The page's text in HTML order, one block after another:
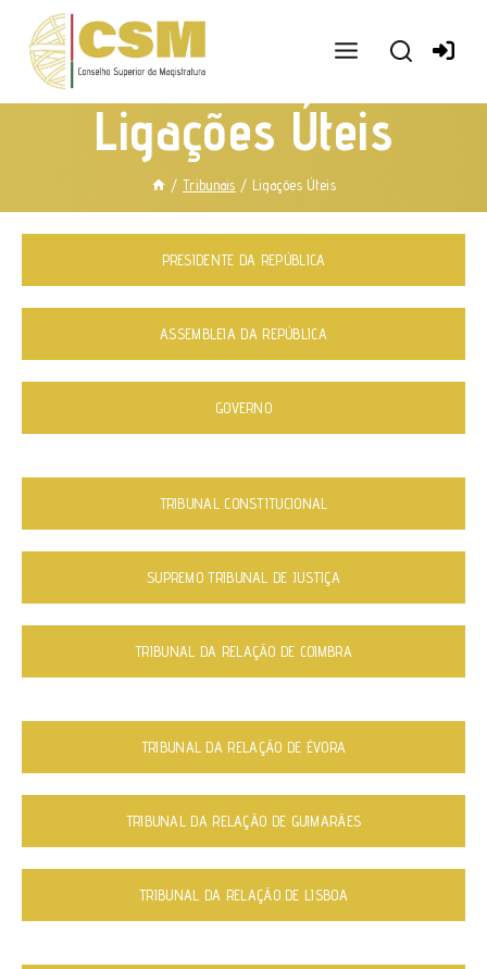
conteúdo
Ligações Úteis
/ Tribunais / Ligações Úteis
PRESIDENTE DA REPÚBLICA
ASSEMBLEIA DA REPÚBLICA
GOVERNO
TRIBUNAL CONSTITUCIONAL
SUPREMO TRIBUNAL DE JUSTIÇA
TRIBUNAL DA RELAÇÃO DE COIMBRA
TRIBUNAL DA RELAÇÃO DE ÉVORA
TRIBUNAL DA RELAÇÃO DE GUIMARÃES
TRIBUNAL DA RELAÇÃO DE LISBOA